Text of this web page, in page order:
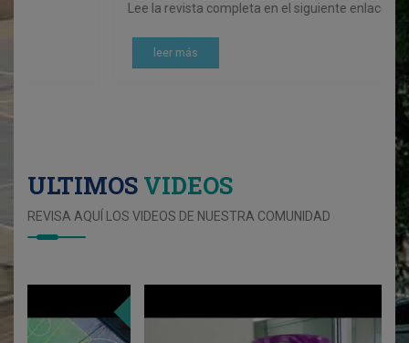
Lee la revista completa en el siguiente enlace -----> AQUI
ULTIMOS VIDEOS
REVISA AQUÍ LOS VIDEOS DE NUESTRA COMUNIDAD
JUN JUN